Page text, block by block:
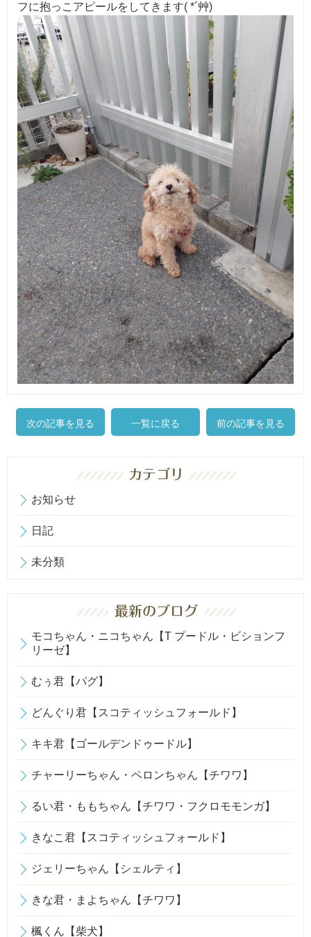
フに抱っこアピールをしてきます( *´艸)
次の記事を見る 一覧に戻る 前の記事を見る
お知らせ
日記
未分類
モコちゃん・ニコちゃん【T プードル・ビションフ
リーゼ】
むぅ君【パグ】
どんぐり君【スコティッシュフォールド】
キキ君【ゴールデンドゥードル】
チャーリーちゃん・ペロンちゃん【チワワ】
るい君・ももちゃん【チワワ・フクロモモンガ】
きなこ君【スコティッシュフォールド】
ジェリーちゃん【シェルティ】
きな君・まよちゃん【チワワ】
楓くん【柴犬】